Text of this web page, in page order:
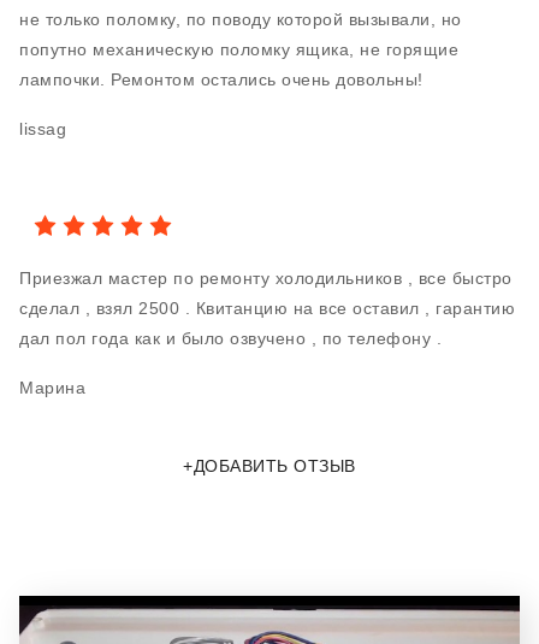
не только поломку, по поводу которой вызывали, но
попутно механическую поломку ящика, не горящие
лампочки. Ремонтом остались очень довольны!
lissag
Приезжал мастер по ремонту холодильников , все быстро
сделал , взял 2500 . Квитанцию на все оставил , гарантию
дал пол года как и было озвучено , по телефону .
Марина
+ДОБАВИТЬ ОТЗЫВ